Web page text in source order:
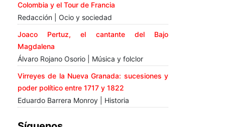
Colombia y el Tour de Francia
Redacción | Ocio y sociedad
Joaco Pertuz, el cantante del Bajo
Magdalena
Álvaro Rojano Osorio | Música y folclor
Virreyes de la Nueva Granada: sucesiones y
poder político entre 1717 y 1822
Eduardo Barrera Monroy | Historia